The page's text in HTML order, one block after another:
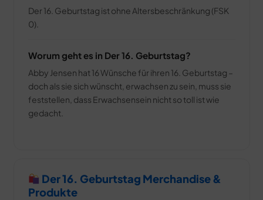
Der 16. Geburtstag ist ohne Altersbeschränkung (FSK
0).
Worum geht es in Der 16. Geburtstag?
Abby Jensen hat 16 Wünsche für ihren 16. Geburtstag –
doch als sie sich wünscht, erwachsen zu sein, muss sie
feststellen, dass Erwachsensein nicht so toll ist wie
gedacht.
Der 16. Geburtstag Merchandise &
Produkte